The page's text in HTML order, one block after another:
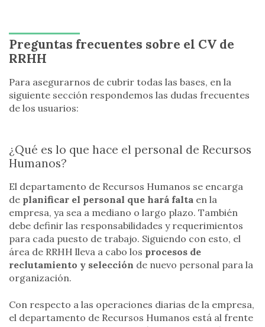
Preguntas frecuentes sobre el CV de
RRHH
Para asegurarnos de cubrir todas las bases, en la
siguiente sección respondemos las dudas frecuentes
de los usuarios:
¿Qué es lo que hace el personal de Recursos
Humanos?
El departamento de Recursos Humanos se encarga
de planificar el personal que hará falta en la
empresa, ya sea a mediano o largo plazo. También
debe definir las responsabilidades y requerimientos
para cada puesto de trabajo. Siguiendo con esto, el
área de RRHH lleva a cabo los procesos de
reclutamiento y selección de nuevo personal para la
organización.
Con respecto a las operaciones diarias de la empresa,
el departamento de Recursos Humanos está al frente